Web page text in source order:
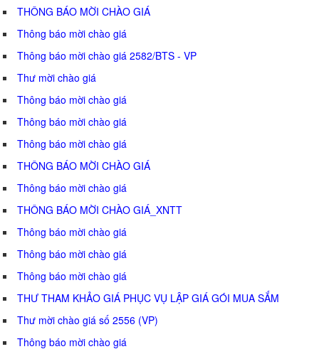
THÔNG BÁO MỜI CHÀO GIÁ
Thông báo mời chào giá
Thông báo mời chào giá 2582/BTS - VP
Thư mời chào giá
Thông báo mời chào giá
Thông báo mời chào giá
Thông báo mời chào giá
THÔNG BÁO MỜI CHÀO GIÁ
Thông báo mời chào giá
THÔNG BÁO MỜI CHÀO GIÁ_XNTT
Thông báo mời chào giá
Thông báo mời chào giá
Thông báo mời chào giá
THƯ THAM KHẢO GIÁ PHỤC VỤ LẬP GIÁ GÓI MUA SẮM
Thư mời chào giá số 2556 (VP)
Thông báo mời chào giá